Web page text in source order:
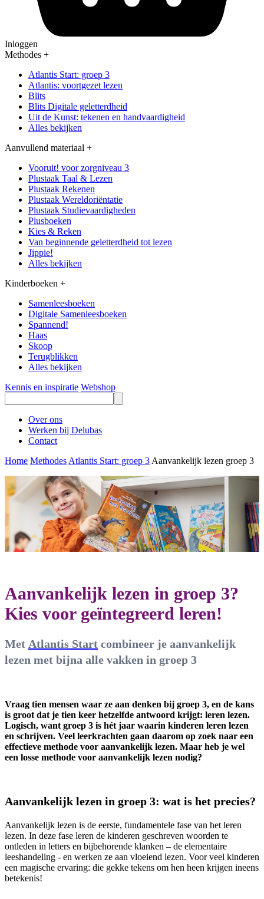
Inloggen
Methodes +
Atlantis Start: groep 3
Atlantis: voortgezet lezen
Blits
Blits Digitale geletterdheid
Uit de Kunst: tekenen en handvaardigheid
Alles bekijken
Aanvullend materiaal +
Vooruit! voor zorgniveau 3
Plustaak Taal & Lezen
Plustaak Rekenen
Plustaak Wereldoriëntatie
Plustaak Studievaardigheden
Plusboeken
Kies & Reken
Van beginnende geletterdheid tot lezen
Jippie!
Alles bekijken
Kinderboeken +
Samenleesboeken
Digitale Samenleesboeken
Spannend!
Haas
Skoop
Terugblikken
Alles bekijken
Kennis en inspiratie Webshop
Over ons
Werken bij Delubas
Contact
Home Methodes Atlantis Start: groep 3 Aanvankelijk lezen groep 3
Aanvankelijk lezen in groep 3?
Kies voor geïntegreerd leren!
Met Atlantis Start combineer je aanvankelijk
lezen met bijna alle vakken in groep 3
Vraag tien mensen waar ze aan denken bij groep 3, en de kans
is groot dat je tien keer hetzelfde antwoord krijgt: leren lezen.
Logisch, want groep 3 is hét jaar waarin kinderen leren lezen
en schrijven. Veel leerkrachten gaan daarom op zoek naar een
effectieve methode voor aanvankelijk lezen. Maar heb je wel
een losse methode voor aanvankelijk lezen nodig?
Aanvankelijk lezen in groep 3: wat is het precies?
Aanvankelijk lezen is de eerste, fundamentele fase van het leren
lezen. In deze fase leren de kinderen geschreven woorden te
ontleden in letters en bijbehorende klanken – de elementaire
leeshandeling - en werken ze aan vloeiend lezen. Voor veel kinderen
een magische ervaring: die gekke tekens om hen heen krijgen ineens
betekenis!